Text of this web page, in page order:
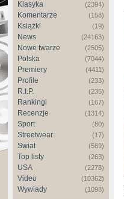
Klasyka (2394)
Komentarze (158)
Książki (19)
News (24163)
Nowe twarze (2505)
Polska (7044)
Premiery (4411)
Profile (233)
R.I.P. (235)
Rankingi (167)
Recenzje (1314)
Sport (80)
Streetwear (17)
Świat (569)
Top listy (263)
USA (2278)
Video (10362)
Wywiady (1098)